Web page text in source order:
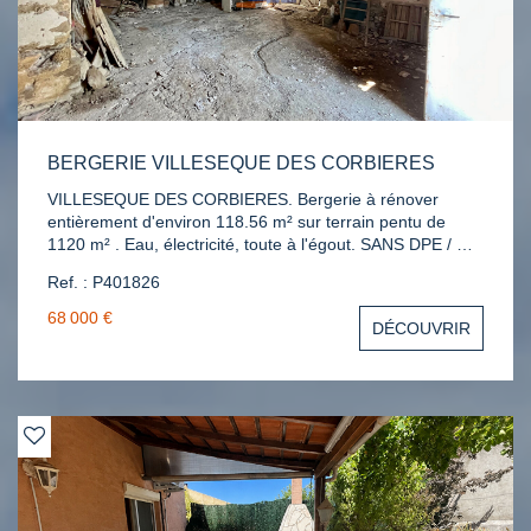
BERGERIE VILLESEQUE DES CORBIERES
VILLESEQUE DES CORBIERES. Bergerie à rénover
entièrement d'environ 118.56 m² sur terrain pentu de
1120 m² . Eau, électricité, toute à l'égout. SANS DPE / Réf
Ref. : P401826
68 000 €
DÉCOUVRIR